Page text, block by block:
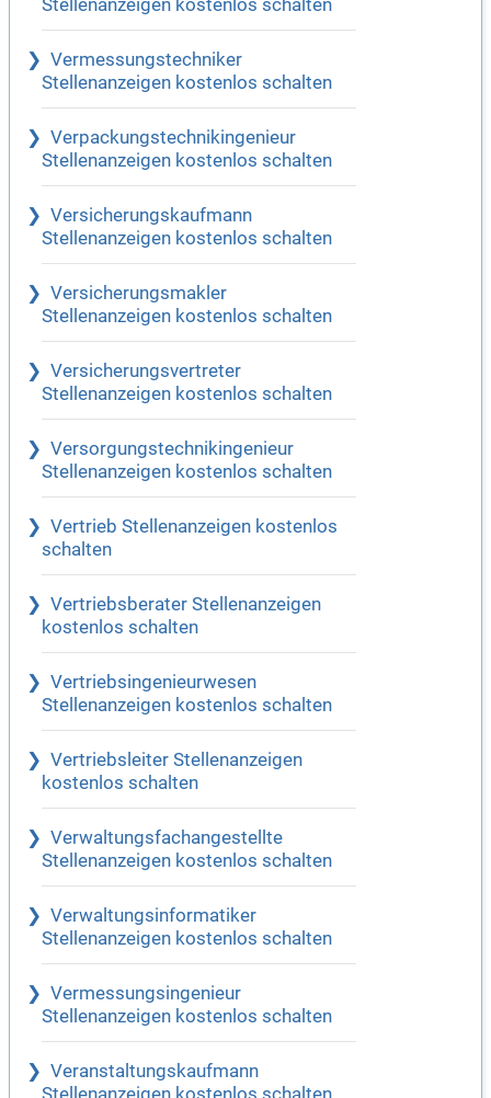
Stellenanzeigen kostenlos schalten
Vermessungstechniker
Stellenanzeigen kostenlos schalten
Verpackungstechnikingenieur
Stellenanzeigen kostenlos schalten
Versicherungskaufmann
Stellenanzeigen kostenlos schalten
Versicherungsmakler
Stellenanzeigen kostenlos schalten
Versicherungsvertreter
Stellenanzeigen kostenlos schalten
Versorgungstechnikingenieur
Stellenanzeigen kostenlos schalten
Vertrieb Stellenanzeigen kostenlos
schalten
Vertriebsberater Stellenanzeigen
kostenlos schalten
Vertriebsingenieurwesen
Stellenanzeigen kostenlos schalten
Vertriebsleiter Stellenanzeigen
kostenlos schalten
Verwaltungsfachangestellte
Stellenanzeigen kostenlos schalten
Verwaltungsinformatiker
Stellenanzeigen kostenlos schalten
Vermessungsingenieur
Stellenanzeigen kostenlos schalten
Veranstaltungskaufmann